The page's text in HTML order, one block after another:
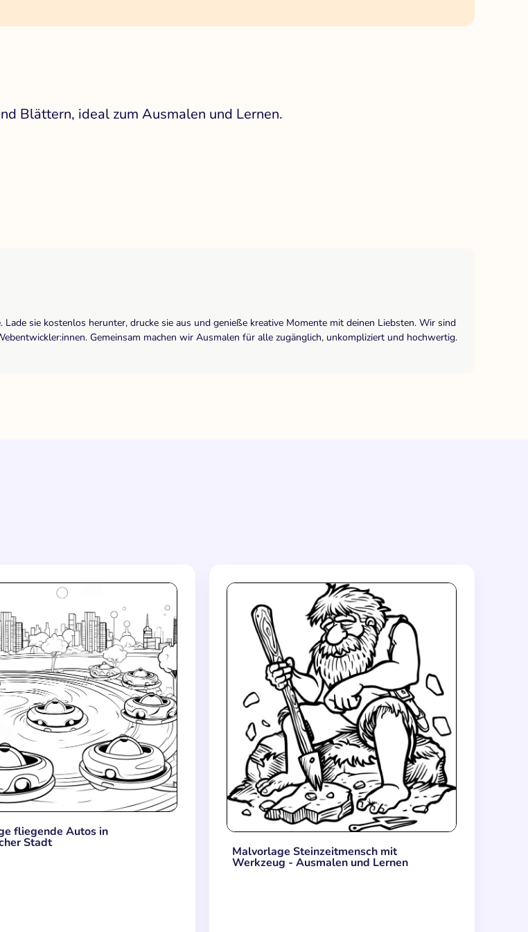
Blättern, ideal zum Ausmalen und Lernen.
sie kostenlos herunter, drucke sie aus und genieße kreative Momente mit deinen Liebsten. Wir sind
Gemeinsam machen wir Ausmalen für alle zugänglich, unkompliziert und hochwertig.
fliegende Autos in
Stadt
Malvorlage Steinzeitmensch mit
Werkzeug - Ausmalen und Lernen